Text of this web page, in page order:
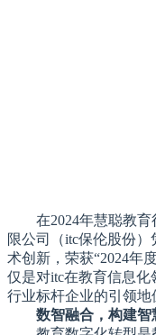
在2024年慧聪教
限公司（itc保伦股份
术创新，荣获“2024年
仅是对itc在教育信息
行业标杆企业的引领地
数智融合，构建智